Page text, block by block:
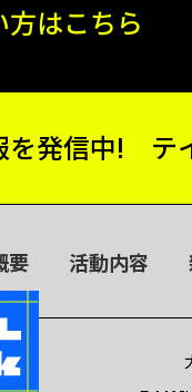
方はこちら
を発信中! テ
要 活動内容